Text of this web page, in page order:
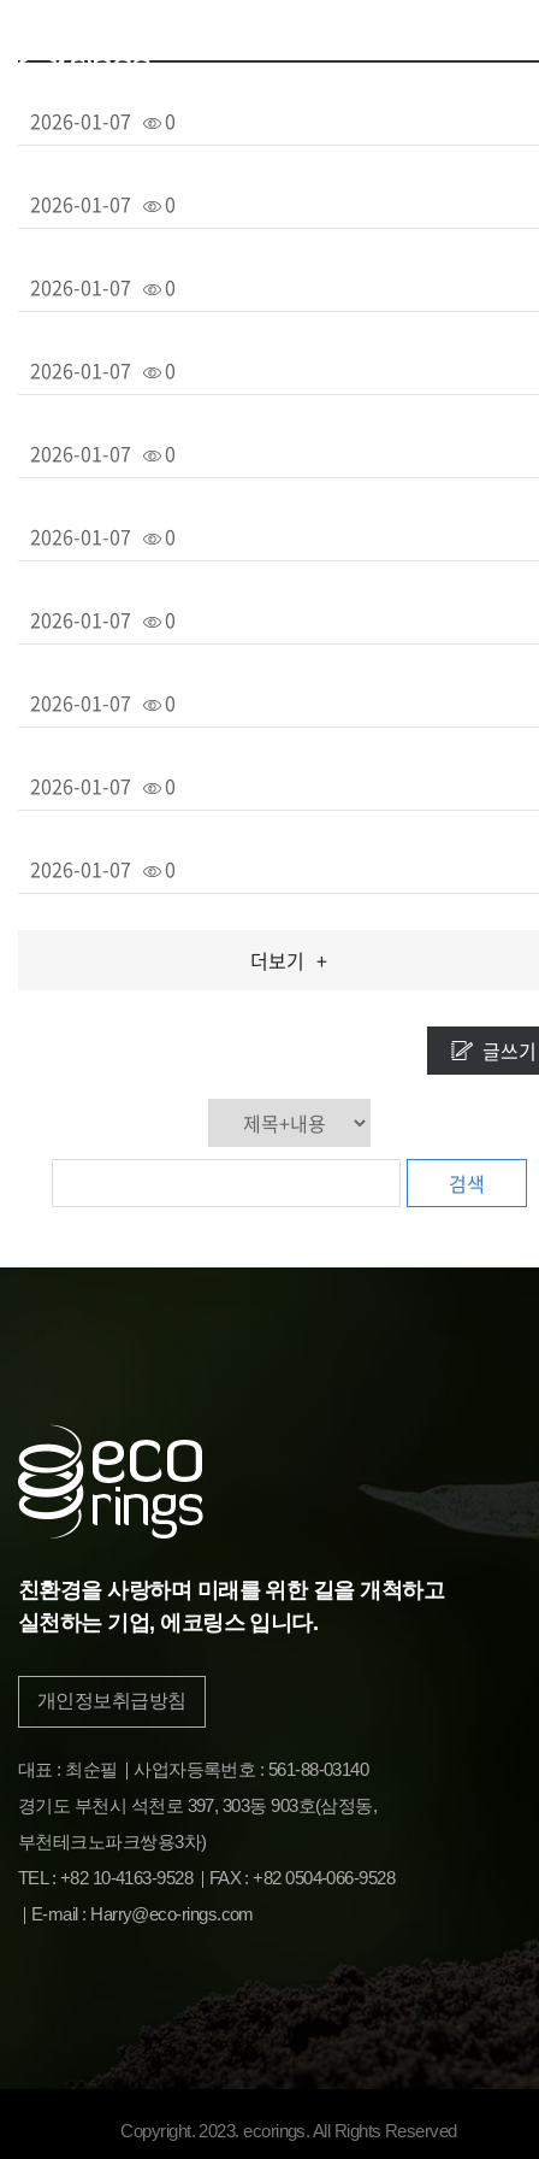
2026-01-07 0
2026-01-07 0
2026-01-07 0
2026-01-07 0
2026-01-07 0
2026-01-07 0
2026-01-07 0
2026-01-07 0
2026-01-07 0
2026-01-07 0
더보기 +
글쓰기
검색
친환경을 사랑하며 미래를 위한 길을 개척하고
실천하는 기업, 에코링스 입니다.
개인정보취급방침
대표 : 최순필
사업자등록번호 : 561-88-03140
경기도 부천시 석천로 397, 303동 903호(삼정동,
부천테크노파크쌍용3차)
TEL : +82 10-4163-9528
FAX : +82 0504-066-9528
E-mail : Harry@eco-rings.com
Copyright. 2023. ecorings. All Rights Reserved